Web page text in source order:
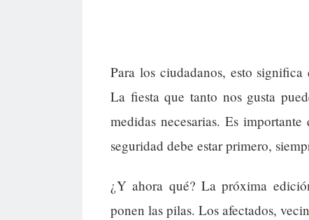
Para los ciudadanos, esto significa
La fiesta que tanto nos gusta
medidas necesarias. Es
seguridad debe estar primero,
¿Y ahora qué? La próxima
ponen las pilas. Los afectados,